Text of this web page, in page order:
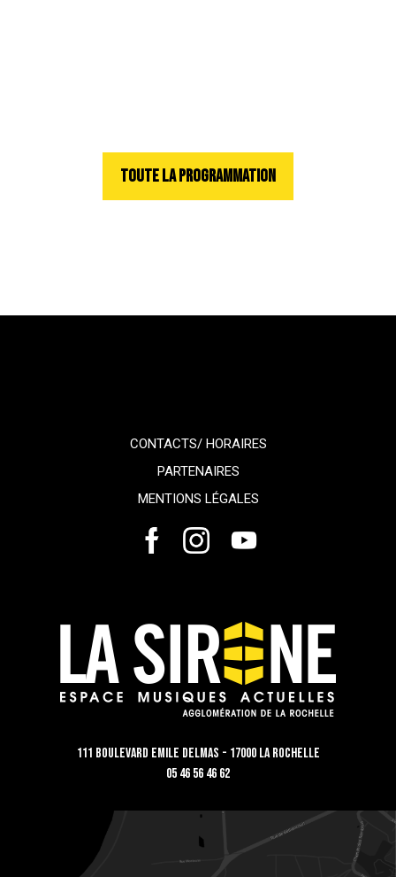
TOUTE LA PROGRAMMATION
CONTACTS/ HORAIRES
PARTENAIRES
MENTIONS LÉGALES
111 Boulevard Emile Delmas - 17000 La Rochelle
05 46 56 46 62